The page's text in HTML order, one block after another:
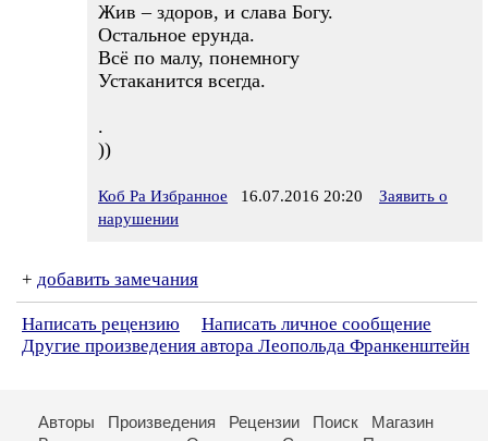
Жив – здоров, и слава Богу.
Остальное ерунда.
Всё по малу, понемногу
Устаканится всегда.
.
))
Коб Ра Избранное 16.07.2016 20:20
Заявить о
нарушении
+ добавить замечания
Написать рецензию
Написать личное сообщение
Другие произведения автора Леопольда Франкенштейн
Авторы Произведения Рецензии Поиск
Магазин